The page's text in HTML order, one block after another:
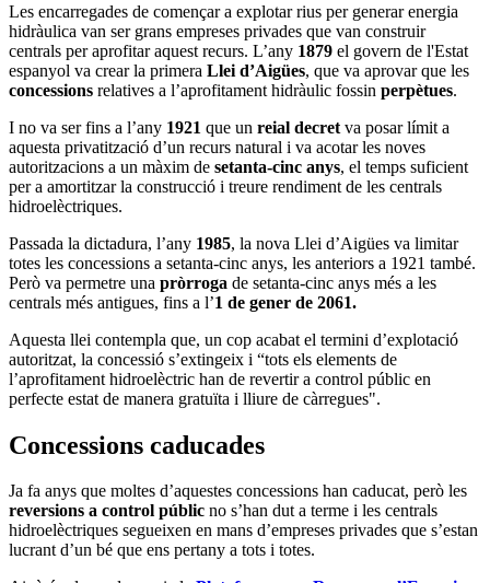
Les encarregades de començar a explotar rius per generar energia
hidràulica van ser grans empreses privades que van construir
centrals per aprofitar aquest recurs. L’any 1879 el govern de l'Estat
espanyol va crear la primera Llei d’Aigües, que va aprovar que les
concessions relatives a l’aprofitament hidràulic fossin perpètues.
I no va ser fins a l’any 1921 que un reial decret va posar límit a
aquesta privatització d’un recurs natural i va acotar les noves
autoritzacions a un màxim de setanta-cinc anys, el temps suficient
per a amortitzar la construcció i treure rendiment de les centrals
hidroelèctriques.
Passada la dictadura, l’any 1985, la nova Llei d’Aigües va limitar
totes les concessions a setanta-cinc anys, les anteriors a 1921 també.
Però va permetre una pròrroga de setanta-cinc anys més a les
centrals més antigues, fins a l’1 de gener de 2061.
Aquesta llei contempla que, un cop acabat el termini d’explotació
autoritzat, la concessió s’extingeix i “tots els elements de
l’aprofitament hidroelèctric han de revertir a control públic en
perfecte estat de manera gratuïta i lliure de càrregues".
Concessions caducades
Ja fa anys que moltes d’aquestes concessions han caducat, però les
reversions a control públic no s’han dut a terme i les centrals
hidroelèctriques segueixen en mans d’empreses privades que s’estan
lucrant d’un bé que ens pertany a tots i totes.